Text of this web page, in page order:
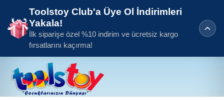
Toolstoy Club'a Üye Ol İndirimleri
Yakala!
İlk siparişe özel %10 indirim ve ücretsiz kargo
fırsatlarını kaçırma!